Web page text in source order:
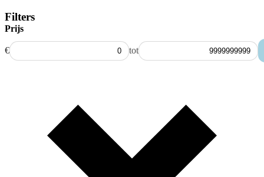
Filters
Prijs
€ tot